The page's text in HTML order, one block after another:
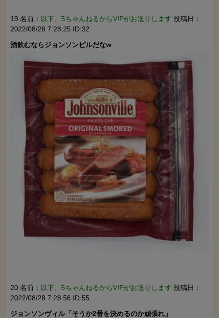
19 名前： 以下、5ちゃんねるからVIPがお送りします 投稿日：
2022/08/28 7:28:25 ID:32
20 名前： 以下、5ちゃんねるからVIPがお送りします 投稿日：
2022/08/28 7:28:56 ID:55
ジョンソンヴィル「そうか2番を決めるのか頑張れ」